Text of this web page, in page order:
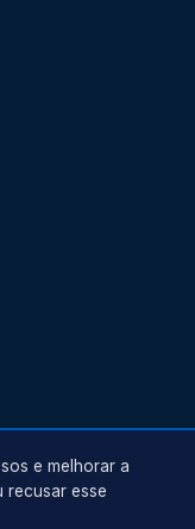
e melhorar a
recusar esse